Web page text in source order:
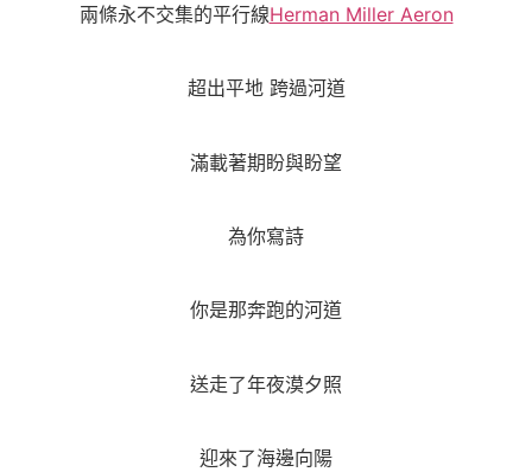
兩條永不交集的平行線Herman Miller Aeron
超出平地 跨過河道
滿載著期盼與盼望
為你寫詩
你是那奔跑的河道
送走了年夜漠夕照
迎來了海邊向陽